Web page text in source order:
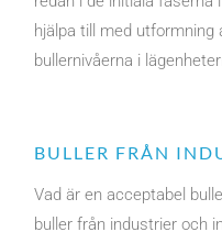
hjälpa till med
bullernivåerna i
BULLER FRÅN
Vad är en acceptabel
buller från industrier och